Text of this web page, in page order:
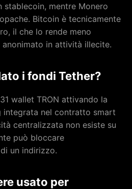
stablecoin, mentre Monero
Bitcoin è tecnicamente
il che lo rende meno
in attività illecite.
i fondi Tether?
wallet TRON attivando la
nel contratto smart
centralizzata non esiste su
può bloccare
un indirizzo.
usato per